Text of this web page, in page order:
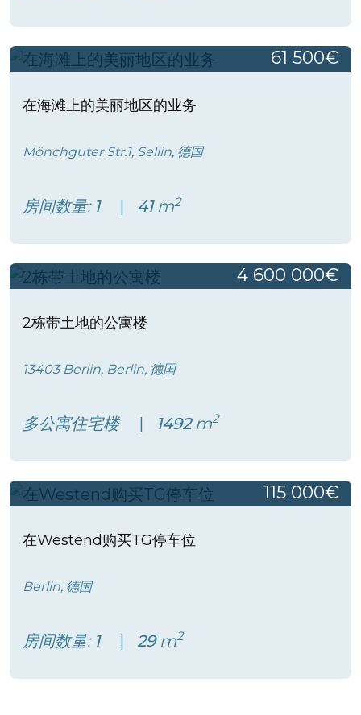
61 500€
在海滩上的美丽地区的业务
Mönchguter Str.1, Sellin, 德国
房间数量: 1 41m2
4 600 000€
2栋带土地的公寓楼
13403 Berlin, Berlin, 德国
多公寓住宅楼 1492m2
115 000€
在Westend购买TG停车位
Berlin, 德国
房间数量: 1 29m2